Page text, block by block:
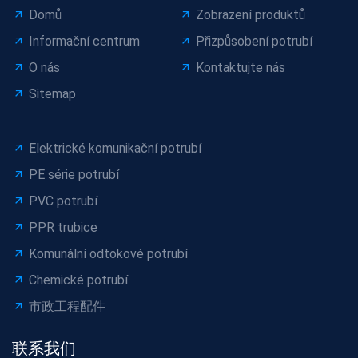
Domů
Zobrazení produktů
Informační centrum
Přizpůsobení potrubí
O nás
Kontaktujte nás
Sitemap
Elektrické komunikační potrubí
PE série potrubí
PVC potrubí
PPR trubice
Komunální odtokové potrubí
Chemické potrubí
市政工程配件
联系我们